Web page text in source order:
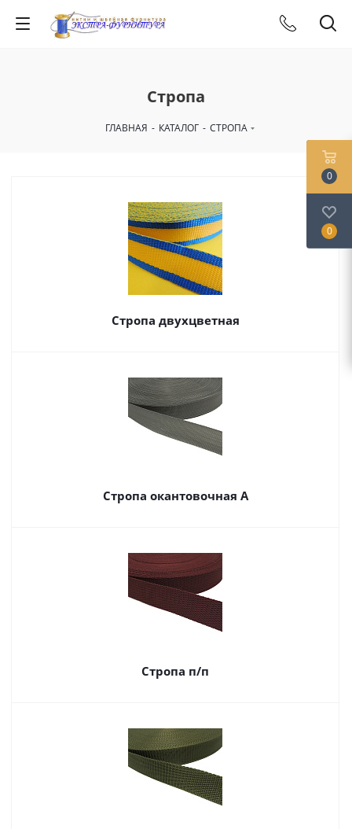
Стропа
ГЛАВНАЯ - КАТАЛОГ - СТРОПА
Стропа двухцветная
Стропа окантовочная А
Стропа п/п
0
0